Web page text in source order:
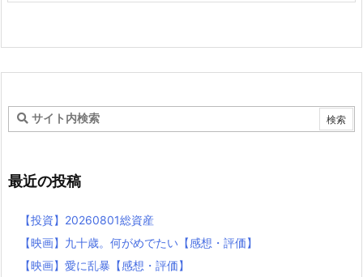
最近の投稿
【投資】20260801総資産
【映画】九十歳。何がめでたい【感想・評価】
【映画】愛に乱暴【感想・評価】